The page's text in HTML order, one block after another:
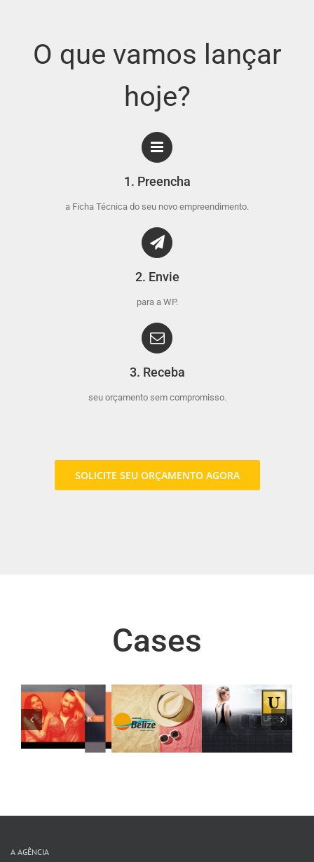
O que vamos lançar
hoje?
1. Preencha
a Ficha Técnica do seu novo empreendimento.
2. Envie
para a WP.
3. Receba
seu orçamento sem compromisso.
SOLICITE SEU ORÇAMENTO AGORA
Cases
Residencial
Belize
Residencial
Upper Jardim
Residencial
A AGÊNCIA